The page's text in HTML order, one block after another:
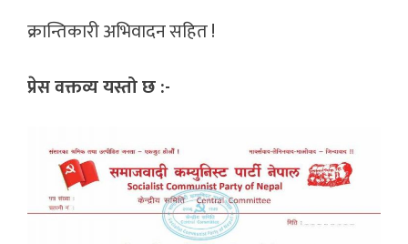
क्रान्तिकारी अभिवादन सहित !
प्रेस वक्तव्य यस्तो छ :-